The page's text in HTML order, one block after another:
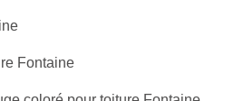
Fontaine